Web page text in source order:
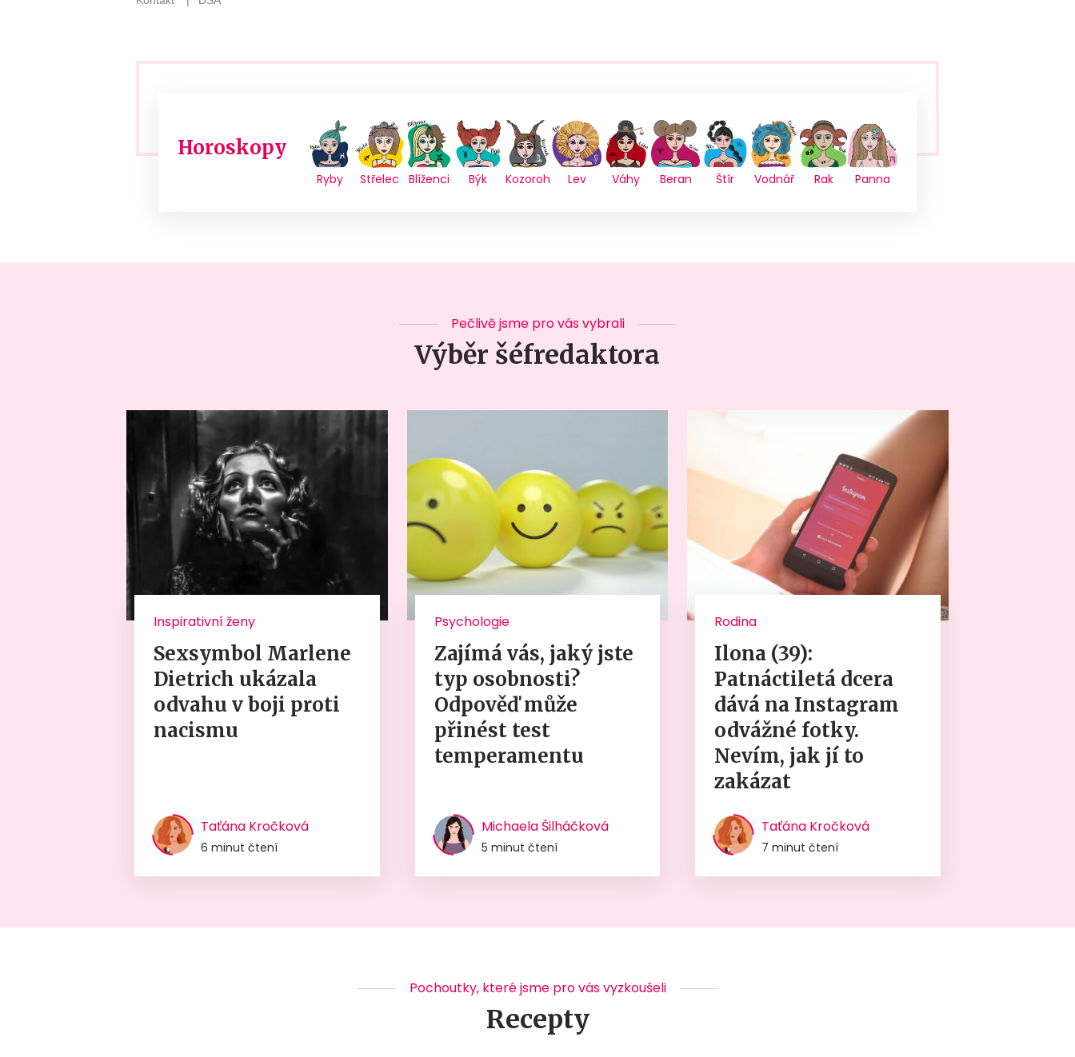
Horoskopy
Ryby Střelec Blíženci Býk Kozoroh Lev Váhy Beran Štír Vodnář Rak Panna
Pečlivě jsme pro vás vybrali
Výběr šéfredaktora
Inspirativní ženy
Sexsymbol Marlene
Dietrich ukázala
odvahu v boji proti
nacismu
Taťána Kročková
6 minut čtení
Psychologie
Zajímá vás, jaký jste
typ osobnosti?
Odpověď může
přinést test
temperamentu
Michaela Šilháčková
5 minut čtení
Rodina
Ilona (39):
Patnáctiletá dcera
dává na Instagram
odvážné fotky.
Nevím, jak jí to
zakázat
Taťána Kročková
7 minut čtení
Pochoutky, které jsme pro vás vyzkoušeli
Recepty